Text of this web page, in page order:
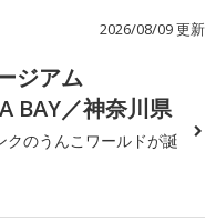
2026/08/09 更新
ジアム
BAY／神奈川県
クのうんこワールドが誕